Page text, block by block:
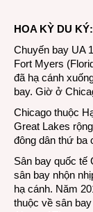
HOA KỲ DU KÝ:
Chuyến bay UA
Fort Myers
đã hạ cánh
bay. Giờ ở
Chicago thuộc
Great Lakes
đông dân thứ ba
Sân bay quốc tế
sân bay nhộn
hạ cánh. Năm
thuộc về sân